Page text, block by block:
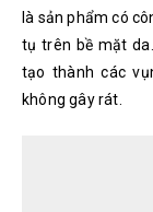
là sản phẩm có
tụ trên bề mặt da.
tạo thành các
không gây rát.